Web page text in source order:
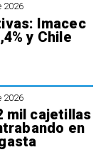
2026
Imacec
y Chile
2026
mil cajetillas
en